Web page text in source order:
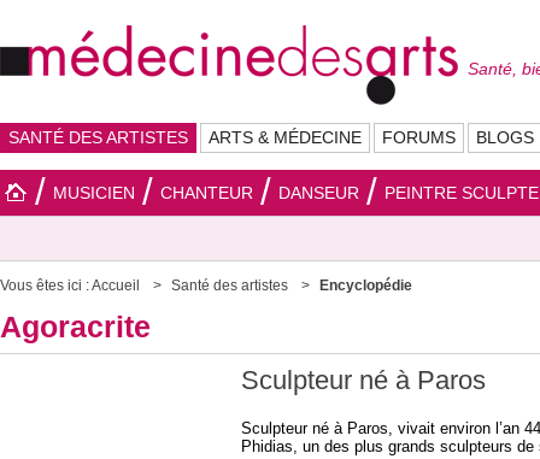
Santé,
SANTÉ DES ARTISTES ARTS & MÉDECINE FORUMS BLOGS
MUSICIEN CHANTEUR DANSEUR PEINTRE
Vous êtes ici :Accueil Santé des artistes Encyclopédie
Agoracrite
Sculpteur né à Paros
Sculpteur né à Paros, vivait environ l’an
Phidias, un des plus grands sculpteurs